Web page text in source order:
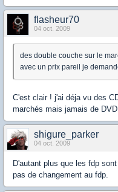
flasheur70
04 oct. 2009
des double couche sur le
avec un prix pareil je
C'est clair ! j'ai déja vu des
marchés mais jamais de
shigure_parker
04 oct. 2009
D'autant plus que les fdp
pas de changement au fdp.